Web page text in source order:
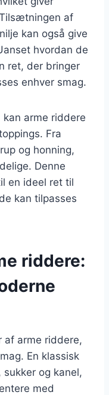
af
kan også give
hvordan de
ret, der bringer
enhver smag.
arme riddere
Fra
og honning,
Denne
en ideel ret til
kan tilpasses
riddere:
af arme riddere,
En klassisk
og kanel,
med